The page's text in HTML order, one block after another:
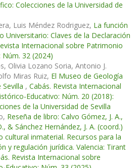
Colecciones de la Universidad de
Luis Méndez Rodriguez, La función
Universitario: Claves de la Declaración
Internacional sobre Patrimonio
32 (2024)
Olivia Lozano Soria, Antonio J.
Miras Ruiz, El Museo de Geología
, Cabás. Revista Internacional
Educativo: Núm. 20 (2018):
de la Universidad de Sevilla
Reseña de libro: Calvo Gómez, J. A.,
& Sánchez Hernández, J. A. (coord.)
cultural inmaterial. Recursos para la
y regulación jurídica. Valencia: Tirant
Revista Internacional sobre